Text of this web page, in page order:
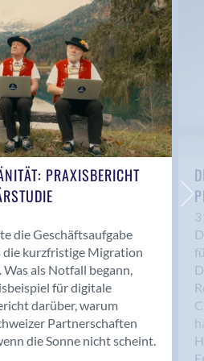
PRAXISBERICHT
die Geschäftsaufgabe
die kurzfristige Migration
als Notfall begann,
für digitale
darüber, warum
Partnerschaften
die Sonne nicht scheint.